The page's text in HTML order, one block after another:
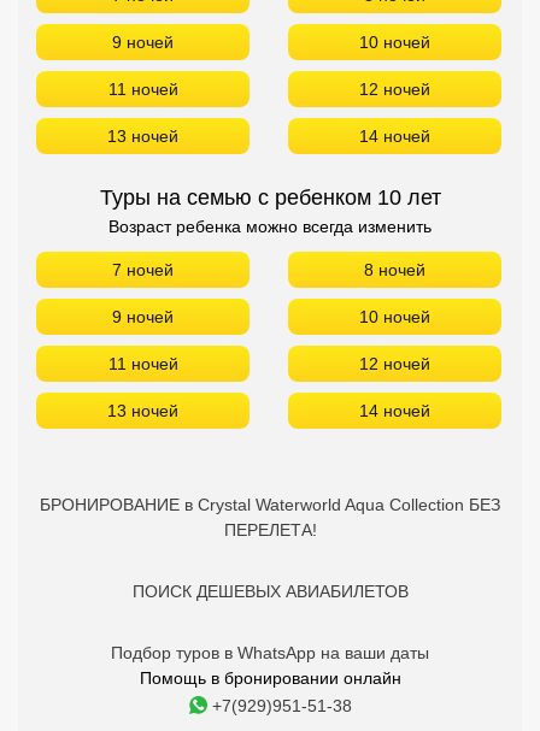
9 ночей 10 ночей
11 ночей 12 ночей
13 ночей 14 ночей
Туры на семью с ребенком 10 лет
Возраст ребенка можно всегда изменить
7 ночей 8 ночей
9 ночей 10 ночей
11 ночей 12 ночей
13 ночей 14 ночей
БРОНИРОВАНИЕ в Crystal Waterworld Aqua Collection БЕЗ
ПЕРЕЛЕТА!
ПОИСК ДЕШЕВЫХ АВИАБИЛЕТОВ
Подбор туров в WhatsApp на ваши даты
Помощь в бронировании онлайн
+7(929)951-51-38